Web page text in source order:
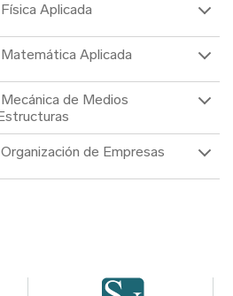
Aplicada
Aplicada
de Medios
de Empresas